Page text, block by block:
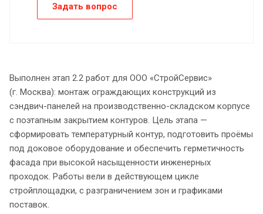
Задать вопрос
Выполнен этап 2.2 работ для ООО «СтройСервис»
(г. Москва): монтаж ограждающих конструкций из
сэндвич-панелей на производственно-складском корпусе
с поэтапным закрытием контуров. Цель этапа —
сформировать температурный контур, подготовить проёмы
под доковое оборудование и обеспечить герметичность
фасада при высокой насыщенности инженерных
проходок. Работы вели в действующем цикле
стройплощадки, с разграничением зон и графиками
поставок.